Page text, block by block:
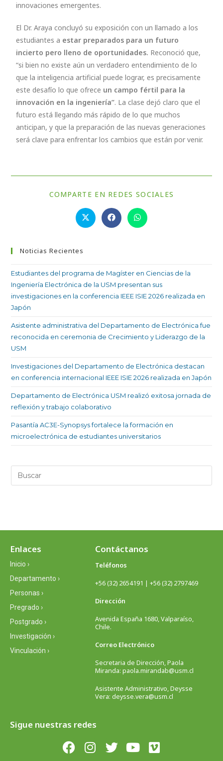
innovaciones emergentes.
El Dr. Araya concluyó su exposición con un llamado a los
estudiantes a estar preparados para un futuro
incierto pero lleno de oportunidades. Reconoció que,
“si bien no existe aún un verdadero entendimiento de lo
que la inteligencia artificial puede lograr, es precisamente
este desafío lo que ofrece un campo fértil para la
innovación en la ingeniería”. La clase dejó claro que el
futuro está llegando más rápido de lo que muchos
anticipan, y que la preparación de las nuevas generaciones
será clave para enfrentar los cambios que están por venir.
COMPARTE EN REDES SOCIALES
Noticias Recientes
Estudiantes del programa de Magíster en Ciencias de la
Ingeniería Electrónica de la USM presentan sus
investigaciones en la conferencia IEEE ISIE 2026 realizada en
Japón
Asistente administrativa del Departamento de Electrónica fue
reconocida en ceremonia de Crecimiento y Liderazgo de la
USM
Investigaciones del Departamento de Electrónica destacan
en conferencia internacional IEEE ISIE 2026 realizada en Japón
Departamento de Electrónica USM realizó exitosa jornada de
reflexión y trabajo colaborativo
Pasantía AC3E-Synopsys fortalece la formación en
microelectrónica de estudiantes universitarios
Enlaces
Inicio ›
Departamento ›
Personas ›
Pregrado ›
Postgrado ›
Investigación ›
Vinculación ›
Contáctanos
Teléfonos
+56 (32) 2654191 | +56 (32) 2797469
Dirección
Avenida España 1680, Valparaíso,
Chile.
Correo Electrónico
Secretaria de Dirección, Paola
Miranda: paola.mirandab@usm.cl
Asistente Administrativo, Deysse
Vera: deysse.vera@usm.cl
Sigue nuestras redes